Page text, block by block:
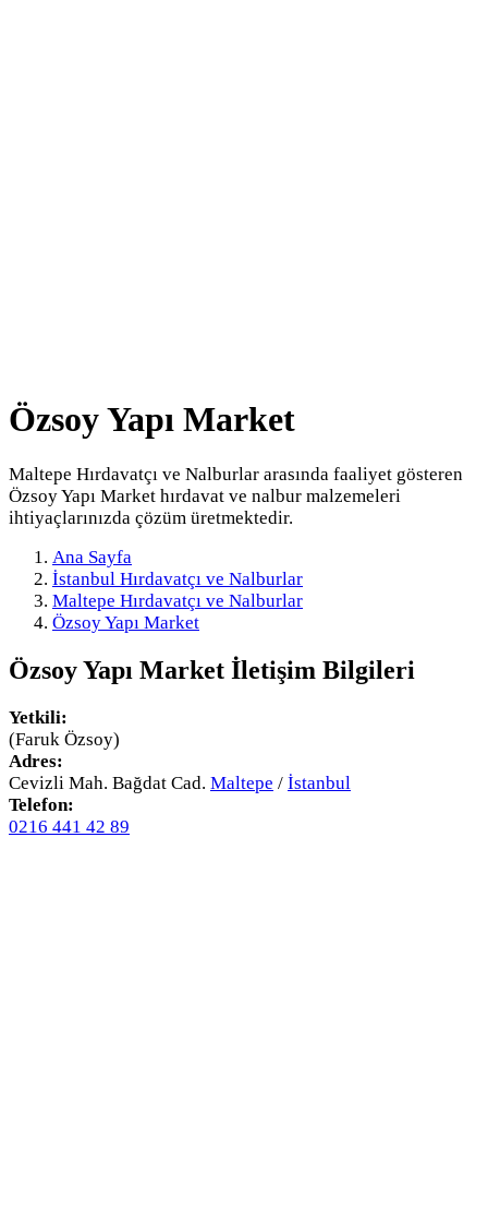
Özsoy Yapı Market
Maltepe Hırdavatçı ve Nalburlar arasında faaliyet gösteren
Özsoy Yapı Market hırdavat ve nalbur malzemeleri
ihtiyaçlarınızda çözüm üretmektedir.
Ana Sayfa
İstanbul Hırdavatçı ve Nalburlar
Maltepe Hırdavatçı ve Nalburlar
Özsoy Yapı Market
Özsoy Yapı Market İletişim Bilgileri
Yetkili:
(Faruk Özsoy)
Adres:
Cevizli Mah. Bağdat Cad. Maltepe / İstanbul
Telefon:
0216 441 42 89